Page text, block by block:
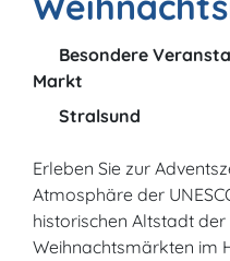
Besondere
Markt
Stralsund
Erleben Sie zur
Atmosphäre der
historischen Altstadt
Weihnachtsmärkten im